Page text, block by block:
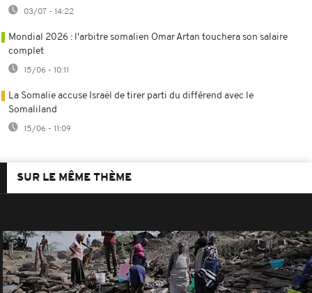
03/07 - 14:22
Mondial 2026 : l'arbitre somalien Omar Artan touchera son salaire
complet
15/06 - 10:11
La Somalie accuse Israël de tirer parti du différend avec le
Somaliland
15/06 - 11:09
SUR LE MÊME THÈME